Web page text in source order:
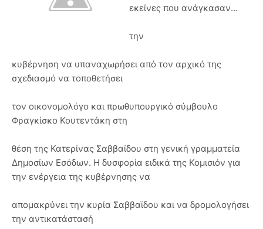
εκείνες που ανάγκασαν...
την
κυβέρνηση να υπαναχωρήσει από τον αρχικό της
σχεδιασμό να τοποθετήσει
τον οικονομολόγο και πρωθυπουργικό σύμβουλο
Φραγκίσκο Κουτεντάκη στη
θέση της Κατερίνας Σαββαίδου στη γενική γραμματεία
Δημοσίων Εσόδων. Η δυσφορία ειδικά της Κομισιόν για
την ενέργεια της κυβέρνησης να
απομακρύνει την κυρία Σαββαϊδου και να δρομολογήσει
την αντικατάστασή